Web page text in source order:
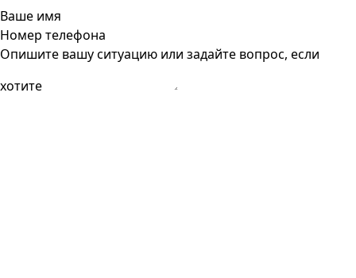
Ваше имя
Номер телефона
Опишите вашу ситуацию или задайте вопрос, если
хотите